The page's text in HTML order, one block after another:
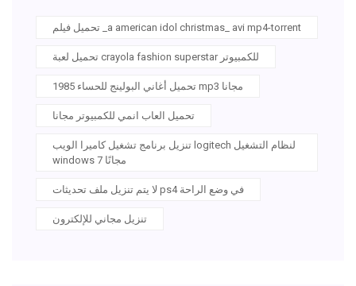
تحميل فيلم _a american idol christmas_ avi mp4-torrent
تحميل لعبة crayola fashion superstar للكمبيوتر
تحميل أغاني البولينج للحساء 1985 mp3 مجانا
تحميل العاب انمي للكمبيوتر مجانا
تنزيل برنامج تشغيل كاميرا الويب logitech لنظام التشغيل
windows 7 مجانًا
لا يتم تنزيل ملف تحديثات ps4 في وضع الراحة
تنزيل مجاني للإلكترون